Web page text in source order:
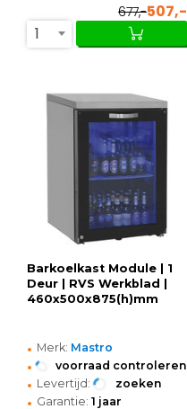
677,-507,-
1
Barkoelkast Module | 1
Deur | RVS Werkblad |
460x500x875(h)mm
• Merk: Mastro
• voorraad controleren
• Levertijd: zoeken
• Garantie: 1 jaar